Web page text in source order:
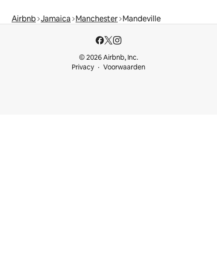
Airbnb Jamaica Manchester Mandeville
© 2026 Airbnb, Inc.
Privacy
Voorwaarden